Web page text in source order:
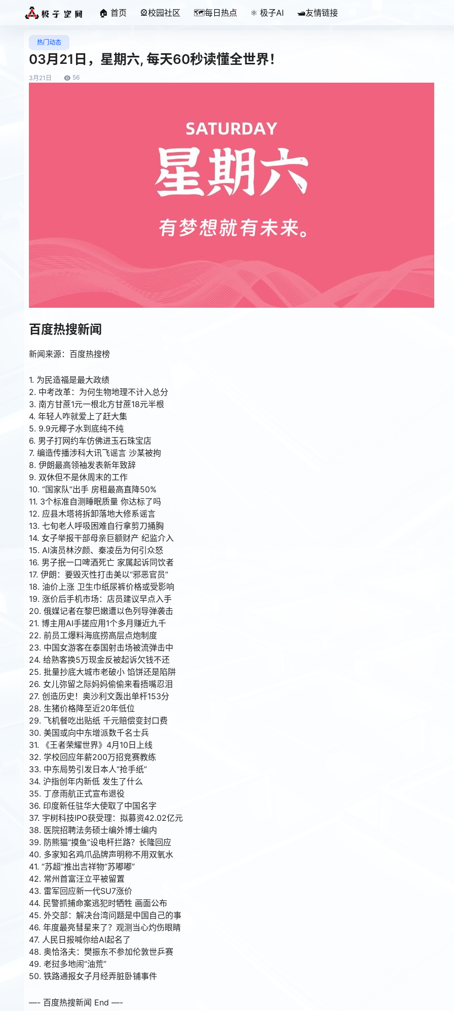
🏠 首页 🎡校园社区 🗺️每日热点 ⚛️ 极子AI 🛥️友情链接
热门动态
03月21日，星期六, 每天60秒读懂全世界！
3月 21日 56
百度热搜新闻
新闻来源：百度热搜榜
1. 为民造福是最大政绩
2. 中考改革：为何生物地理不计入总分
3. 南方甘蔗1元一根北方甘蔗18元半根
4. 年轻人咋就爱上了赶大集
5. 9.9元椰子水到底纯不纯
6. 男子打网约车仿佛进玉石珠宝店
7. 编造传播涉科大讯飞谣言 沙某被拘
8. 伊朗最高领袖发表新年致辞
9. 双休但不是休周末的工作
10. “国家队”出手 房租最高直降50%
11. 3个标准自测睡眠质量 你达标了吗
12. 应县木塔将拆卸落地大修系谣言
13. 七旬老人呼吸困难自行拿剪刀捅胸
14. 女子举报干部母亲巨额财产 纪监介入
15. AI演员林汐颜、秦凌岳为何引众怒
16. 男子抿一口啤酒死亡 家属起诉同饮者
17. 伊朗：要毁灭性打击美以“邪恶官员”
18. 油价上涨 卫生巾纸尿裤价格或受影响
19. 涨价后手机市场：店员建议早点入手
20. 俄媒记者在黎巴嫩遭以色列导弹袭击
21. 博主用AI手搓应用1个多月赚近九千
22. 前员工爆料海底捞高层点炮制度
23. 中国女游客在泰国射击场被流弹击中
24. 给熟客换5万现金反被起诉欠钱不还
25. 批量抄底大城市老破小 馅饼还是陷阱
26. 女儿弥留之际妈妈偷偷来看捂嘴忍泪
27. 创造历史！奥沙利文轰出单杆153分
28. 生猪价格降至近20年低位
29. 飞机餐吃出贴纸 千元赔偿变封口费
30. 美国或向中东增派数千名士兵
31. 《王者荣耀世界》4月10日上线
32. 学校回应年薪200万招竞赛教练
33. 中东局势引发日本人“抢手纸”
34. 沪指创年内新低 发生了什么
35. 丁彦雨航正式宣布退役
36. 印度新任驻华大使取了中国名字
37. 宇树科技IPO获受理：拟募资42.02亿元
38. 医院招聘法务硕士编外博士编内
39. 防熊猫“摸鱼”设电杆拦路？长隆回应
40. 多家知名鸡爪品牌声明称不用双氧水
41. “苏超”推出吉祥物“苏嘟嘟”
42. 常州首富汪立平被留置
43. 雷军回应新一代SU7涨价
44. 民警抓捕命案逃犯时牺牲 画面公布
45. 外交部：解决台湾问题是中国自己的事
46. 年度最亮彗星来了？观测当心灼伤眼睛
47. 人民日报喊你给AI起名了
48. 奥恰洛夫：樊振东不参加伦敦世乒赛
49. 老挝多地闹“油荒”
50. 铁路通报女子月经弄脏卧铺事件
—- 百度热搜新闻 End —-